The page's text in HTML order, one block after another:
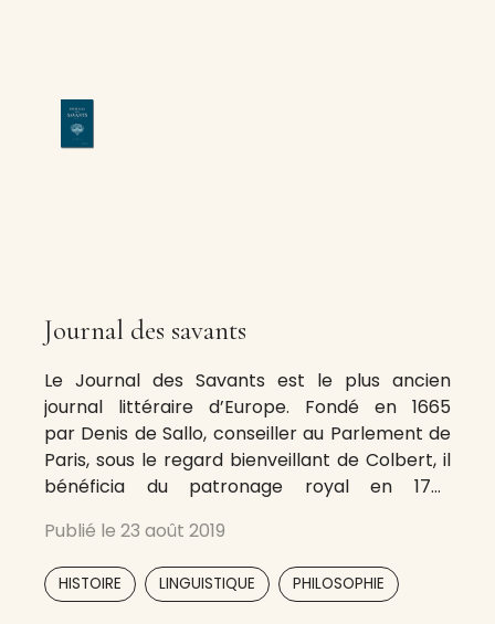
Journal des savants
Le Journal des Savants est le plus ancien
journal littéraire d’Europe. Fondé en 1665
par Denis de Sallo, conseiller au Parlement de
Paris, sous le regard bienveillant de Colbert, il
bénéficia du patronage royal en 1701.
1816 : jusqu’en 1900, il fut édité aux frais de l’État
par un bureau présidé par le
Publié le 23 août 2019
HISTOIRE LINGUISTIQUE PHILOSOPHIE